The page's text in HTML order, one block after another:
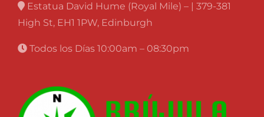
Estatua David Hume (Royal Mile) – | 379-381
High St, EH1 1PW, Edinburgh
Todos los Días 10:00am – 08:30pm